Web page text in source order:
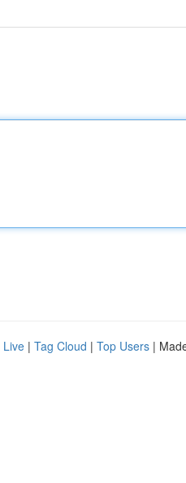
Live | Tag Cloud | Top Users |